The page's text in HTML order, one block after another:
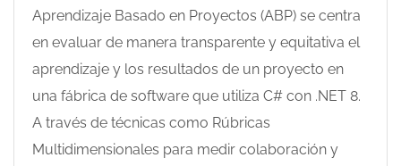
Aprendizaje Basado en Proyectos (ABP) se centra
en evaluar de manera transparente y equitativa el
aprendizaje y los resultados de un proyecto en
una fábrica de software que utiliza C# con .NET 8.
A través de técnicas como Rúbricas
Multidimensionales para medir colaboración y